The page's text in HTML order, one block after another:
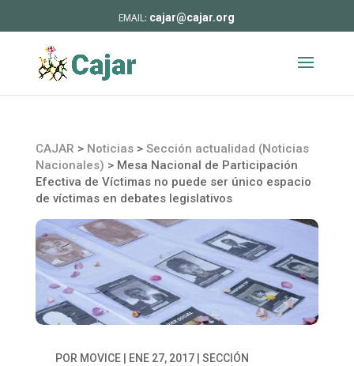
cajar@cajar.org
CAJAR > Noticias> Sección actualidad (Noticias
Nacionales) > Mesa Nacional de Participación
Efectiva de Víctimas no puede ser único espacio
de víctimas en debates legislativos
POR MOVICE| ENE 27, 2017| SECCIÓN